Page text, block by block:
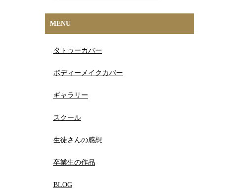
MENU
タトゥーカバー
ボディーメイクカバー
ギャラリー
スクール
生徒さんの感想
卒業生の作品
BLOG